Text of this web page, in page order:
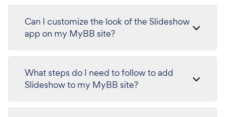
Can I customize the look of the Slideshow
app on my MyBB site?
What steps do I need to follow to add
Slideshow to my MyBB site?